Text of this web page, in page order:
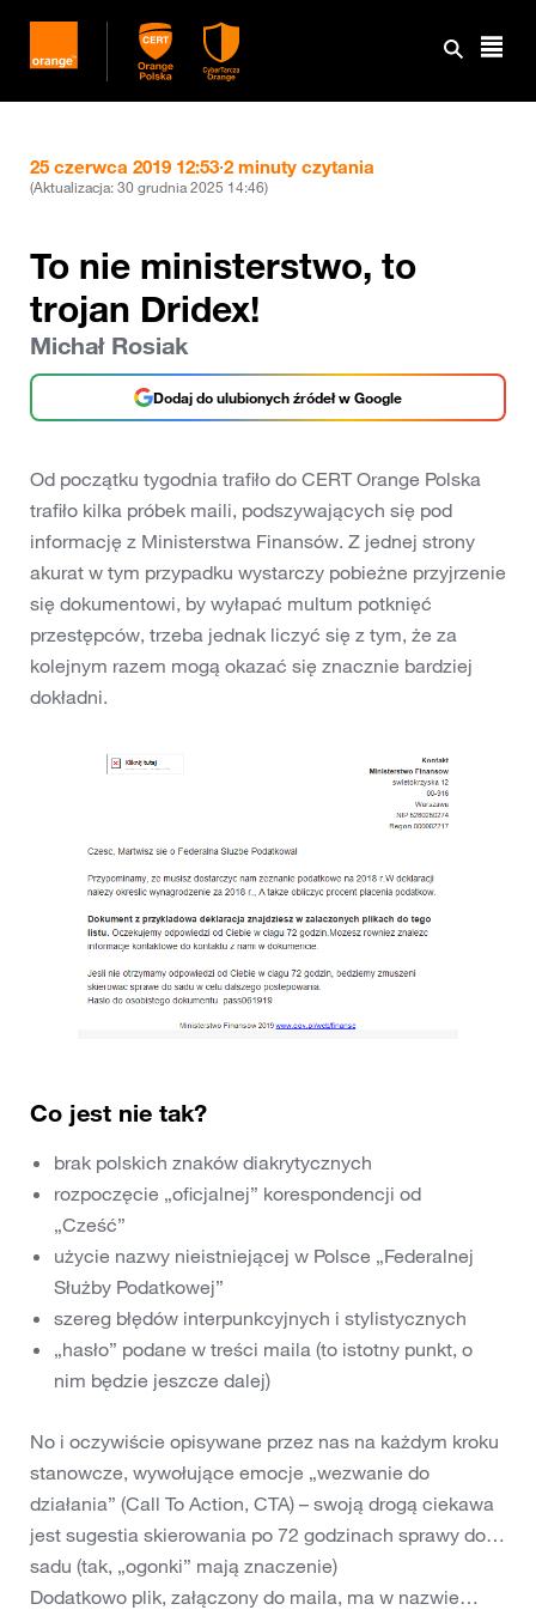
25 czerwca 2019 12:53·2 minuty czytania
(Aktualizacja:30 grudnia 2025 14:46)
To nie ministerstwo, to
trojan Dridex!
Michał Rosiak
Dodaj do ulubionych źródeł w Google
Od początku tygodnia trafiło do CERT Orange Polska
trafiło kilka próbek maili, podszywających się pod
informację z Ministerstwa Finansów. Z jednej strony
akurat w tym przypadku wystarczy pobieżne przyjrzenie
się dokumentowi, by wyłapać multum potknięć
przestępców, trzeba jednak liczyć się z tym, że za
kolejnym razem mogą okazać się znacznie bardziej
dokładni.
Co jest nie tak?
brak polskich znaków diakrytycznych
rozpoczęcie „oficjalnej” korespondencji od
„Cześć”
użycie nazwy nieistniejącej w Polsce „Federalnej
Służby Podatkowej”
szereg błędów interpunkcyjnych i stylistycznych
„hasło” podane w treści maila (to istotny punkt, o
nim będzie jeszcze dalej)
No i oczywiście opisywane przez nas na każdym kroku
stanowcze, wywołujące emocje „wezwanie do
działania” (Call To Action, CTA) – swoją drogą ciekawa
jest sugestia skierowania po 72 godzinach sprawy do…
sadu (tak, „ogonki” mają znaczenie)
Dodatkowo plik, załączony do maila, ma w nazwie…